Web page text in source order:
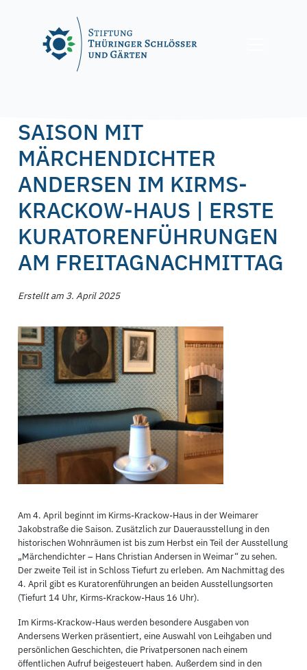
SAISON MIT
MÄRCHENDICHTER
ANDERSEN IM KIRMS-
KRACKOW-HAUS | ERSTE
KURATORENFÜHRUNGEN
AM FREITAGNACHMITTAG
Erstellt am 3. April 2025
Am 4. April beginnt im Kirms-Krackow-Haus in der Weimarer
Jakobstraße die Saison. Zusätzlich zur Dauerausstellung in den
historischen Wohnräumen ist bis zum Herbst ein Teil der Ausstellung
„Märchendichter – Hans Christian Andersen in Weimar“ zu sehen.
Der zweite Teil ist in Schloss Tiefurt zu erleben. Am Nachmittag des
4. April gibt es Kuratorenführungen an beiden Ausstellungsorten
(Tiefurt 14 Uhr, Kirms-Krackow-Haus 16 Uhr).
Im Kirms-Krackow-Haus werden besondere Ausgaben von
Andersens Werken präsentiert, eine Auswahl von Leihgaben und
persönlichen Geschichten, die Privatpersonen nach einem
öffentlichen Aufruf beigesteuert haben. Außerdem sind in den